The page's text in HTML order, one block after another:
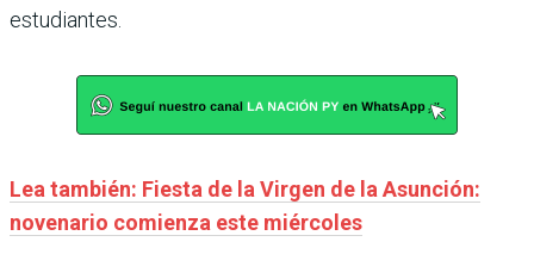
estudiantes.
Lea también: Fiesta de la Virgen de la Asunción:
novenario comienza este miércoles